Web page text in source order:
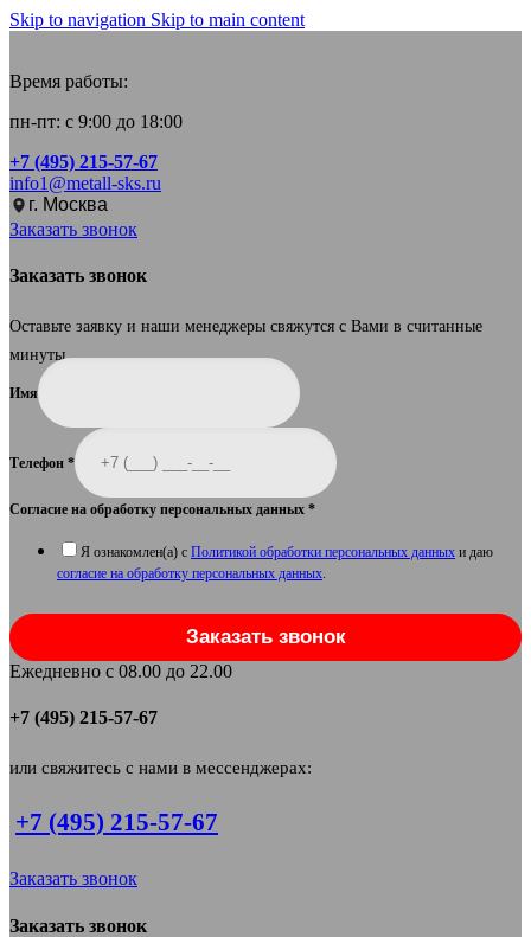
Skip to navigation Skip to main content
Время работы:
пн-пт: с 9:00 до 18:00
+7 (495) 215-57-67
info1@metall-sks.ru
г. Москва
Заказать звонок
Заказать звонок
Оставьте заявку и наши менеджеры свяжутся с Вами в считанные
минуты.
Имя
Телефон *
Согласие на обработку персональных данных *
Я ознакомлен(а) с Политикой обработки персональных данных и даю
согласие на обработку персональных данных
Заказать звонок
Ежедневно с 08.00 до 22.00
+7 (495) 215-57-67
или свяжитесь с нами в мессенджерах:
+7 (495) 215-57-67
Заказать звонок
Заказать звонок